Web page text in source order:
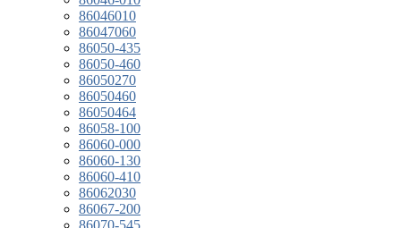
86046010
86047060
86050-435
86050-460
86050270
86050460
86050464
86058-100
86060-000
86060-130
86060-410
86062030
86067-200
86070-545